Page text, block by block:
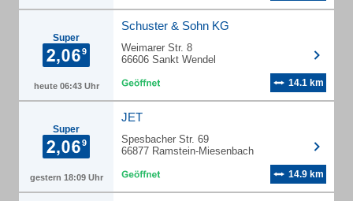
Super
heute 06:43 Uhr
Schuster & Sohn KG
Weimarer Str. 8
66606 Sankt Wendel
14.1 km
Super
gestern 18:09 Uhr
JET
Spesbacher Str. 69
66877 Ramstein-Miesenbach
14.9 km